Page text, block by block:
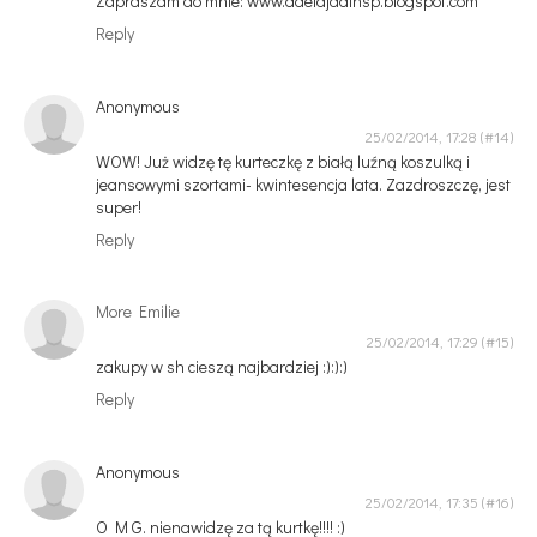
Reply
Anonymous
25/02/2014, 17:28
WOW! Już widzę tę kurteczkę z białą luźną koszulką i
jeansowymi szortami- kwintesencja lata. Zazdroszczę, jest
super!
Reply
More Emilie
25/02/2014, 17:29
zakupy w sh cieszą najbardziej :):):)
Reply
Anonymous
25/02/2014, 17:35
O M G. nienawidzę za tą kurtkę!!!! :)